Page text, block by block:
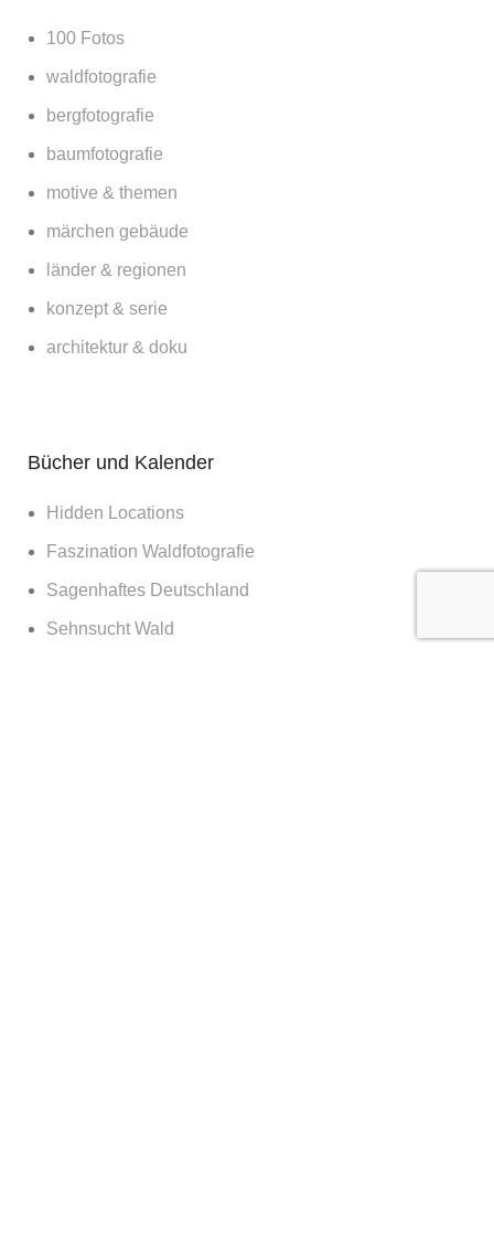
100 Fotos
waldfotografie
bergfotografie
baumfotografie
motive & themen
märchen gebäude
länder & regionen
konzept & serie
architektur & doku
Bücher und Kalender
Hidden Locations
Faszination Waldfotografie
Sagenhaftes Deutschland
Sehnsucht Wald